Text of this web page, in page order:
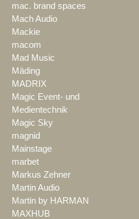
mac. brand spaces
Mach Audio
Mackie
macom
Mad Music
Mäding
MADRIX
Magic Event- und
Medientechnik
Magic Sky
magnid
Mainstage
marbet
Markus Zehner
Martin Audio
Martin by HARMAN
MAXHUB